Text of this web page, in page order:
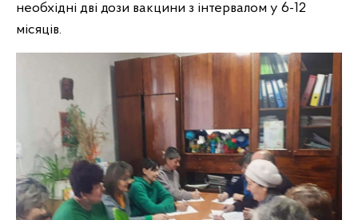
необхідні дві дози вакцини з інтервалом у 6-12
місяців.